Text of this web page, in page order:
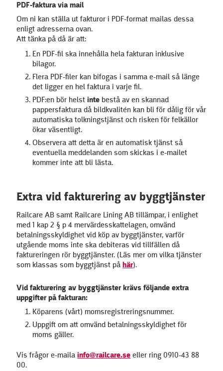
PDF-faktura via mail
Om ni kan ställa ut fakturor i PDF-format mailas dessa
enligt adresserna ovan.
Att tänka på då är att:
En PDF-fil ska innehålla hela fakturan inklusive
bilagor.
Flera PDF-filer kan bifogas i samma e-mail så länge
det ligger en hel faktura i varje fil.
PDF:en bör helstinte bestå av en skannad
pappersfaktura då bildkvalitén kan bli för dålig för vår
automatiska tolkningstjänst och risken för felkällor
ökar väsentligt.
Observera att detta är en automatisk tjänst så
eventuella meddelanden som skickas i e-mailet
kommer inte att bli lästa.
Extra vid fakturering av byggtjänster
Railcare AB samt Railcare Lining AB tillämpar, i enlighet
med 1 kap 2 § p 4 mervärdesskattelagen, omvänd
betalningsskyldighet vid köp av byggtjänster, varför
utgående moms inte ska debiteras vid tillfällen då
faktureringen rör byggtjänster. (Läs mer om vilka tjänster
som klassas som byggtjänst på här).
Vid fakturering av byggtjänster krävs följande extra
uppgifter på fakturan:
Köparens (vårt) momsregistreringsnummer.
Uppgift om att omvänd betalningsskyldighet för
moms gäller.
Vis frågor e-mailainfo@railcare.se eller ring 0910-43 88
00.